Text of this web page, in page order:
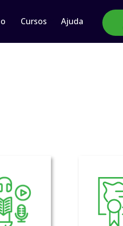
Cursos Ajuda